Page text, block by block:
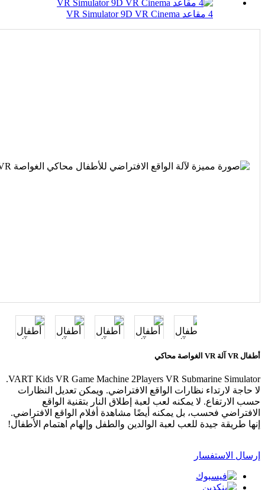
4 مقاعد VR Simulator 9D VR Cinema
أطفال VR آلة VR الغواصة محاكي
VART Kids VR Game Machine 2Players VR Submarine Simulator.
لا حاجة لارتداء نظارات الواقع الافتراضي. ويمكن تعديل النظارات
حسب الارتفاع. لا يمكنه لعب لعبة إطلاق النار بتقنية الواقع
الافتراضي فحسب، بل يمكنه أيضًا مشاهدة أفلام الواقع الافتراضي.
إنها طريقة جيدة للعب لعبة الوالدين والطفل وإلهام اهتمام الأطفال!
إرسال الاستفسار